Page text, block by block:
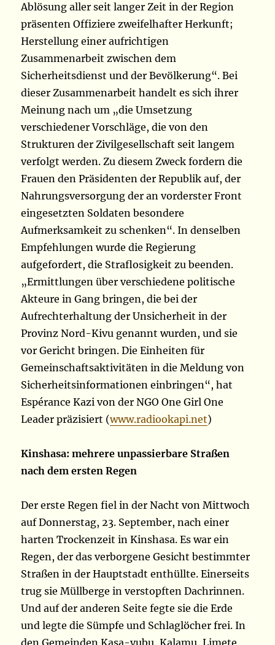
Ablösung aller seit langer Zeit in der Region
präsenten Offiziere zweifelhafter Herkunft;
Herstellung einer aufrichtigen
Zusammenarbeit zwischen dem
Sicherheitsdienst und der Bevölkerung“. Bei
dieser Zusammenarbeit handelt es sich ihrer
Meinung nach um „die Umsetzung
verschiedener Vorschläge, die von den
Strukturen der Zivilgesellschaft seit langem
verfolgt werden. Zu diesem Zweck fordern die
Frauen den Präsidenten der Republik auf, der
Nahrungsversorgung der an vorderster Front
eingesetzten Soldaten besondere
Aufmerksamkeit zu schenken“. In denselben
Empfehlungen wurde die Regierung
aufgefordert, die Straflosigkeit zu beenden.
„Ermittlungen über verschiedene politische
Akteure in Gang bringen, die bei der
Aufrechterhaltung der Unsicherheit in der
Provinz Nord-Kivu genannt wurden, und sie
vor Gericht bringen. Die Einheiten für
Gemeinschaftsaktivitäten in die Meldung von
Sicherheitsinformationen einbringen“, hat
Espérance Kazi von der NGO One Girl One
Leader präzisiert (www.radiookapi.net)
Kinshasa: mehrere unpassierbare Straßen
nach dem ersten Regen
Der erste Regen fiel in der Nacht von Mittwoch
auf Donnerstag, 23. September, nach einer
harten Trockenzeit in Kinshasa. Es war ein
Regen, der das verborgene Gesicht bestimmter
Straßen in der Hauptstadt enthüllte. Einerseits
trug sie Müllberge in verstopften Dachrinnen.
Und auf der anderen Seite fegte sie die Erde
und legte die Sümpfe und Schlaglöcher frei. In